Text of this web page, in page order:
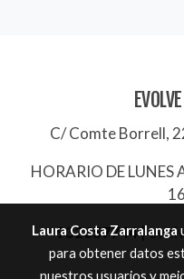
C/ Comte Borrell,
HORARIO DE LUNES
932657744|
Laura Costa Zarralanga
para obtener datos
nuestros usuarios y